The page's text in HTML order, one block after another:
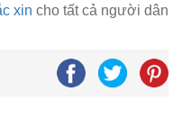
xin cho tất cả người dân